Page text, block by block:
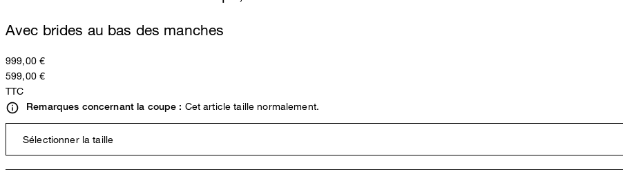
Avec brides au bas des manches
999,00 €
599,00 €
TTC
Remarques concernant la coupe : Cet article taille normalement.
Sélectionner la taille